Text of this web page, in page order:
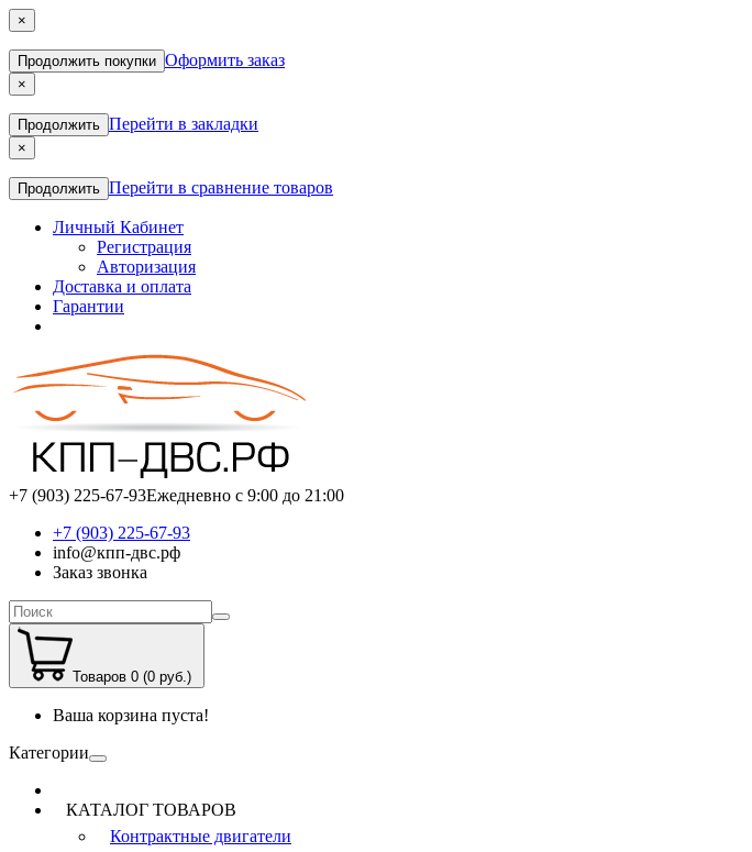
×
Продолжить покупки Оформить заказ
×
Продолжить Перейти в закладки
×
Продолжить Перейти в сравнение товаров
Личный Кабинет
Регистрация
Авторизация
Доставка и оплата
Гарантии
+7 (903) 225-67-93Ежедневно с 9:00 до 21:00
+7 (903) 225-67-93
info@кпп-двс.рф
Заказ звонка
Товаров 0 (0 руб.)
Ваша корзина пуста!
Категории
КАТАЛОГ ТОВАРОВ
Контрактные двигатели